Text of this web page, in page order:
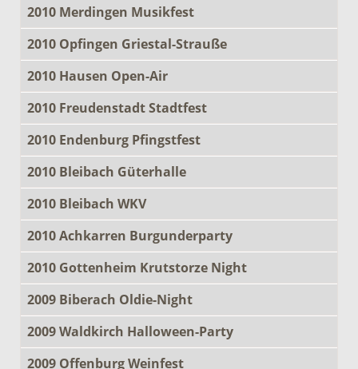
2010 Merdingen Musikfest
2010 Opfingen Griestal-Strauße
2010 Hausen Open-Air
2010 Freudenstadt Stadtfest
2010 Endenburg Pfingstfest
2010 Bleibach Güterhalle
2010 Bleibach WKV
2010 Achkarren Burgunderparty
2010 Gottenheim Krutstorze Night
2009 Biberach Oldie-Night
2009 Waldkirch Halloween-Party
2009 Offenburg Weinfest